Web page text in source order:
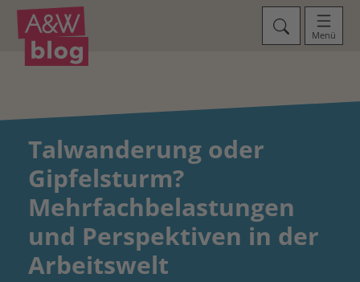
Menü
Talwanderung oder
Gipfelsturm?
Mehrfachbelastungen
und Perspektiven in der
Arbeitswelt